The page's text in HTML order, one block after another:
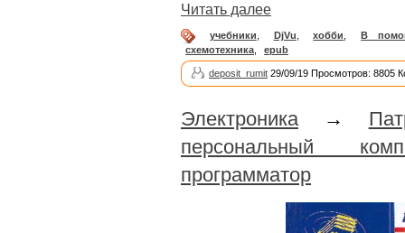
Читать далее
учебники DjVu хобби
В
схемотехника
epub
deposit_rumit 29/09/19 Просмотров: 8805
Электроника →
персональный
программатор